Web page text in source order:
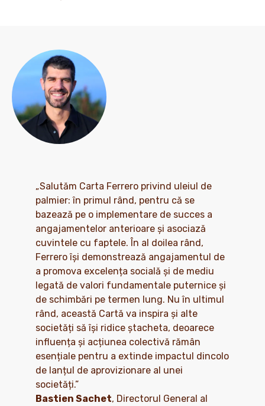
„Salutăm Carta Ferrero privind uleiul de
palmier: în primul rând, pentru că se
bazează pe o implementare de succes a
angajamentelor anterioare și asociază
cuvintele cu faptele. În al doilea rând,
Ferrero își demonstrează angajamentul de
a promova excelența socială și de mediu
legată de valori fundamentale puternice și
de schimbări pe termen lung. Nu în ultimul
rând, această Cartă va inspira și alte
societăți să își ridice ștacheta, deoarece
influența și acțiunea colectivă rămân
esențiale pentru a extinde impactul dincolo
de lanțul de aprovizionare al unei
societăți.”
Bastien Sachet, Directorul General al